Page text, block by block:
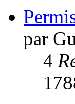
par
4